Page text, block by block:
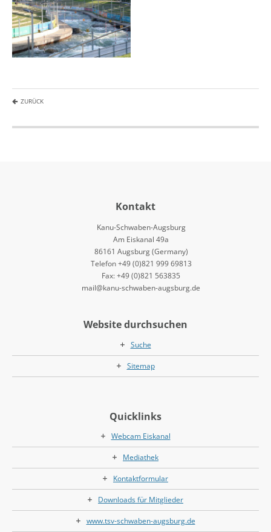
ZURÜCK
Kontakt
Kanu-Schwaben-Augsburg
Am Eiskanal 49a
86161 Augsburg (Germany)
Telefon +49 (0)821 999 69813
Fax: +49 (0)821 563835
mail@kanu-schwaben-augsburg.de
Website durchsuchen
Suche
Sitemap
Quicklinks
Webcam Eiskanal
Mediathek
Kontaktformular
Downloads für Mitglieder
www.tsv-schwaben-augsburg.de